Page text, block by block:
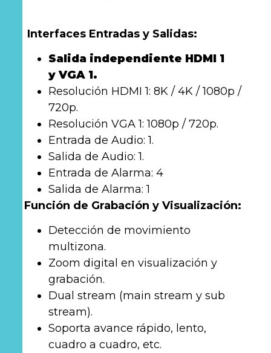
Interfaces Entradas y Salidas:
Salida independiente HDMI 1
y VGA 1.
Resolución HDMI 1: 8K / 4K / 1080p /
720p.
Resolución VGA 1: 1080p / 720p.
Entrada de Audio: 1.
Salida de Audio: 1.
Entrada de Alarma: 4
Salida de Alarma: 1
Función de Grabación y Visualización:
Detección de movimiento
multizona.
Zoom digital en visualización y
grabación.
Dual stream (main stream y sub
stream).
Soporta avance rápido, lento,
cuadro a cuadro, etc.